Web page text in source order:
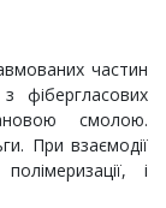
частин
фібергласових
смолою.
При взаємодії
і